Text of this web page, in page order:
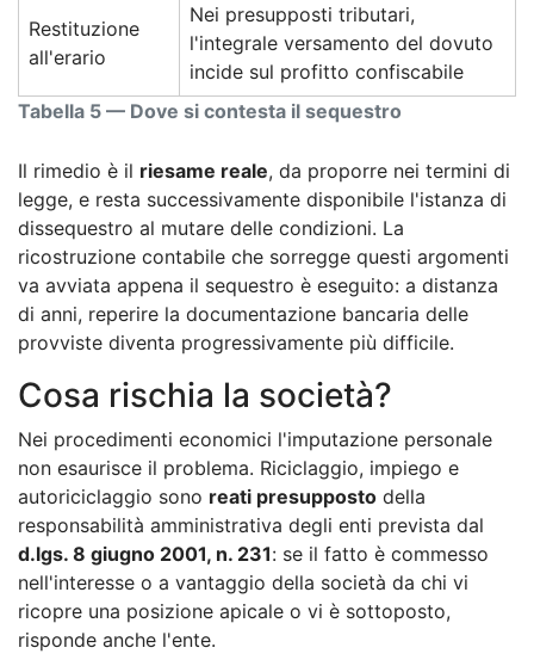
Tabella 5 — Dove si contesta il sequestro
Restituzione
all'erario
Nei presupposti tributari,
l'integrale versamento del dovuto
incide sul profitto confiscabile
Il rimedio è il riesame reale, da proporre nei termini di
legge, e resta successivamente disponibile l'istanza di
dissequestro al mutare delle condizioni. La
ricostruzione contabile che sorregge questi argomenti
va avviata appena il sequestro è eseguito: a distanza
di anni, reperire la documentazione bancaria delle
provviste diventa progressivamente più difficile.
Cosa rischia la società?
Nei procedimenti economici l'imputazione personale
non esaurisce il problema. Riciclaggio, impiego e
autoriciclaggio sono reati presupposto della
responsabilità amministrativa degli enti prevista dal
d.lgs. 8 giugno 2001, n. 231: se il fatto è commesso
nell'interesse o a vantaggio della società da chi vi
ricopre una posizione apicale o vi è sottoposto,
risponde anche l'ente.